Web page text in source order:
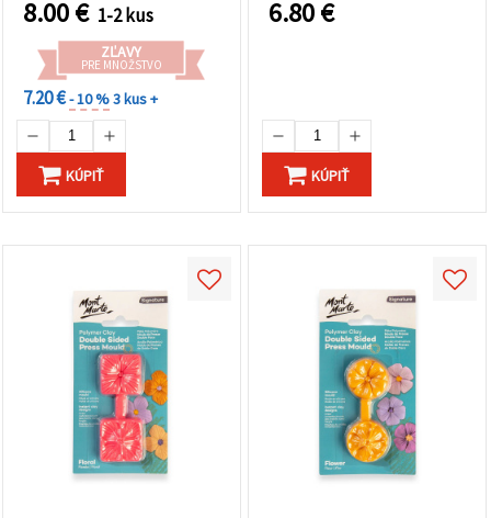
8.00€ 1-2 kus
ZĽAVY
PRE MNOŽSTVO
7.20 €- 10 %3 kus +
KÚPIŤ
6.80€
KÚPIŤ